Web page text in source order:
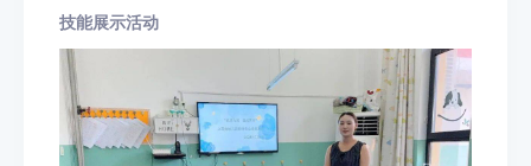
技能展示活动